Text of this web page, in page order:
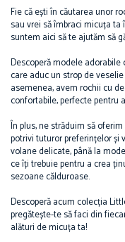
Fie că ești în căutarea unor
sau vrei să îmbraci micuța
suntem aici să te ajutăm să
Descoperă modele
care aduc un strop de
asemenea, avem rochii cu
confortabile, perfecte pentru
În plus, ne străduim să
potrivi tuturor preferințelor și
volane delicate, până la
ce îți trebuie pentru a crea
sezoane călduroase.
Descoperă acum colecția
pregătește-te să faci din
alături de micuța ta!